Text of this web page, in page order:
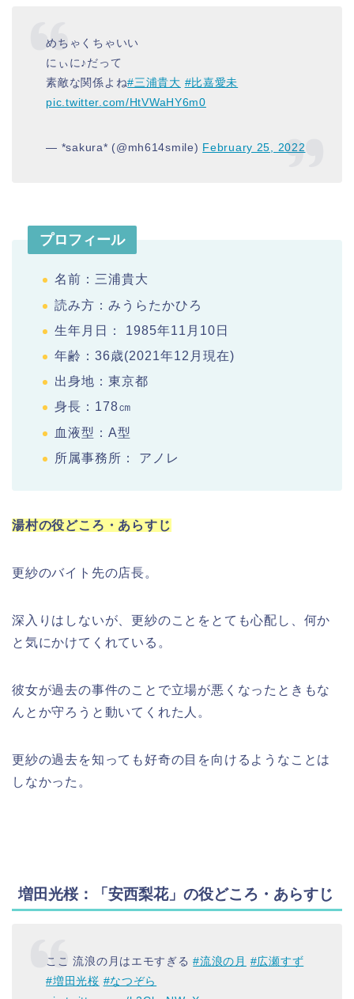
めちゃくちゃいい
にぃに♪だって
素敵な関係よね#三浦貴大 #比嘉愛未
pic.twitter.com/HtVWaHY6m0
— *sakura* (@mh614smile) February 25, 2022
プロフィール
名前：三浦貴大
読み方：みうらたかひろ
生年月日： 1985年11月10日
年齢：36歳(2021年12月現在)
出身地：東京都
身長：178㎝
血液型：A型
所属事務所： アノレ
湯村の役どころ・あらすじ
更紗のバイト先の店長。
深入りはしないが、更紗のことをとても心配し、何か
と気にかけてくれている。
彼女が過去の事件のことで立場が悪くなったときもな
んとか守ろうと動いてくれた人。
更紗の過去を知っても好奇の目を向けるようなことは
しなかった。
増田光桜：「安西梨花」の役どころ・あらすじ
ここ 流浪の月はエモすぎる#流浪の月 #広瀬すず
#増田光桜 #なつぞら